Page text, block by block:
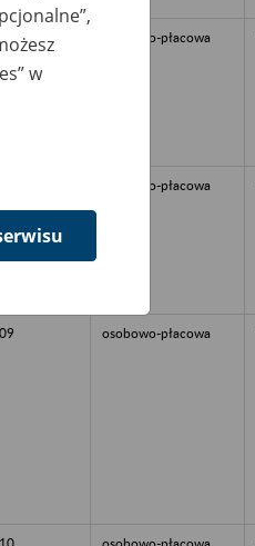
osobowo-płacowa
osobowo-płacowa
osobowo-płacowa
w